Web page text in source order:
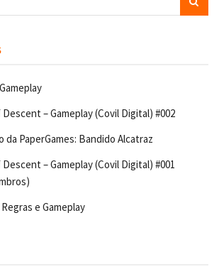
– Gameplay (Covil Digital) #002
da PaperGames: Bandido Alcatraz
– Gameplay (Covil Digital) #001
e Gameplay